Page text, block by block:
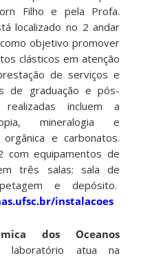
Filho e pela Profa.
localizado no 2 andar
objetivo promover
clásticos em atenção
de serviços e
de graduação e pós-
incluem a
mineralogia e
e carbonatos.
com equipamentos de
três salas: sala de
e depósito.
instalacoes
dos Oceanos
atua na